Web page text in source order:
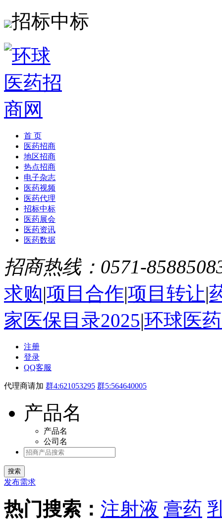
招标中标
首 页
医药招商
地区招商
热点招商
电子杂志
医药视频
医药代理
招标中标
医药展会
医药资讯
医药数据
招商热线：0571-
求购|项目合作|项目转让|
家医保目录2025|环球医
注册
登录
QQ客服
代理商请加 群4:621053295 群5:564640005
产品名
产品名
公司名
发布需求
热门搜索： 注射液 膏药